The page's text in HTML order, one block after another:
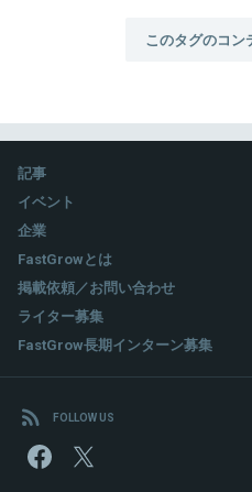
このタグのコン
記事
イベント
企業
FastGrowとは
掲載依頼／お問い合わせ
ライター募集
FastGrow長期インターン募集
FOLLOW US